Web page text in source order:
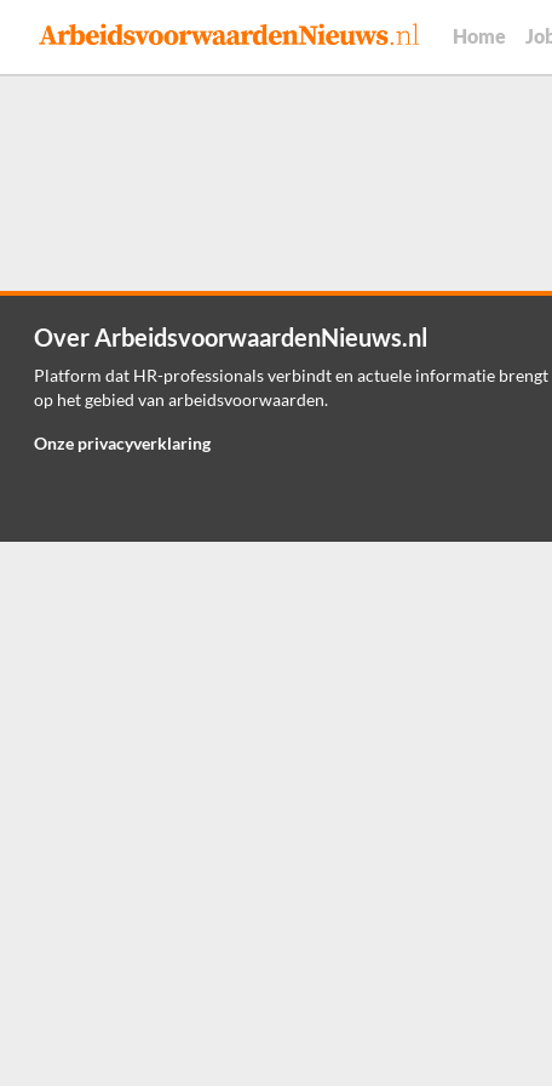
Home
Over ArbeidsvoorwaardenNieuws.nl
Platform dat HR-professionals verbindt en actuele informatie brengt
op het gebied van arbeidsvoorwaarden.
Onze privacyverklaring